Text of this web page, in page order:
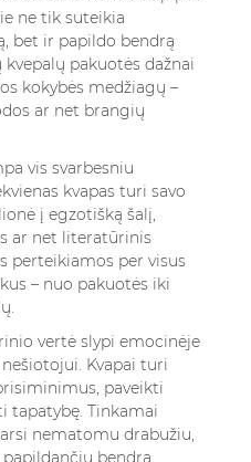
ne tik suteikia
bet ir papildo bendrą
pakuotės dažnai
kokybės medžiagų –
ar net brangių
vis svarbesniu
kvapas turi savo
į egzotišką šalį,
ar net literatūrinis
perteikiamos per visus
– nuo pakuotės iki
vertė slypi emocinėje
Kvapai turi
paveikti
Tinkamai
nematomu drabužiu,
bendrą